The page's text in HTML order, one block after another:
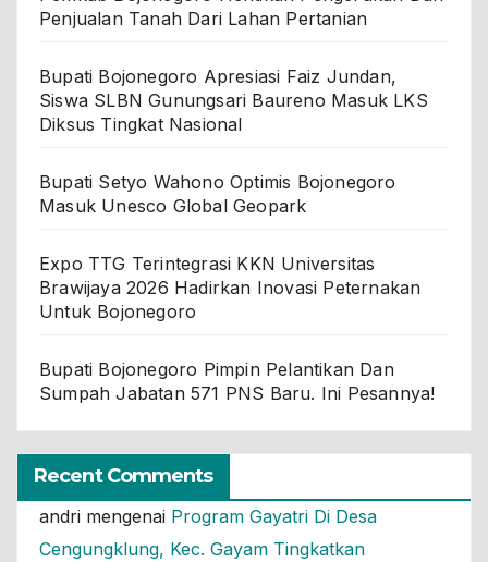
Penjualan Tanah Dari Lahan Pertanian
Bupati Bojonegoro Apresiasi Faiz Jundan,
Siswa SLBN Gunungsari Baureno Masuk LKS
Diksus Tingkat Nasional
Bupati Setyo Wahono Optimis Bojonegoro
Masuk Unesco Global Geopark
Expo TTG Terintegrasi KKN Universitas
Brawijaya 2026 Hadirkan Inovasi Peternakan
Untuk Bojonegoro
Bupati Bojonegoro Pimpin Pelantikan Dan
Sumpah Jabatan 571 PNS Baru. Ini Pesannya!
Recent Comments
andri mengenai Program Gayatri Di Desa
Cengungklung, Kec. Gayam Tingkatkan